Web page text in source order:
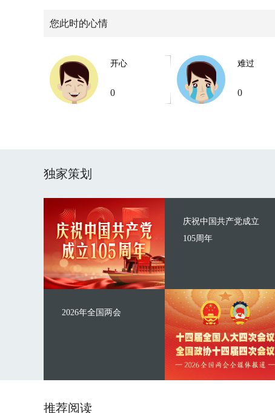
您此时的心情
开心
0
难过
0
独家策划
庆祝中国共产党成立
105周年
2026年全国两会
推荐阅读